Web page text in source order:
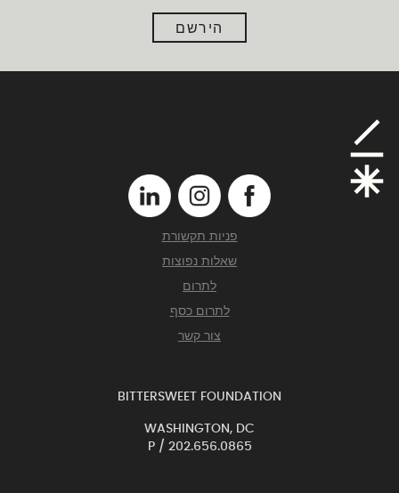
הירשם
פניות תקשורת
שאלות נפוצות
לתרום
לתרום כסף
צור קשר
BITTERSWEET FOUNDATION
WASHINGTON, DC
P / 202.656.0865